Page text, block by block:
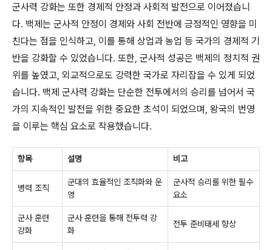
군사력 강화는 또한 경제적 안정과 사회적 발전으로 이어졌습니
다. 백제는 군사적 안정이 경제와 사회 전반에 긍정적인 영향을 미
친다는 점을 인식하고, 이를 통해 상업과 농업 등 국가의 경제적 기
반을 강화할 수 있었습니다. 또한, 군사적 성공은 백제의 정치적 권
위를 높였고, 외교적으로도 강력한 국가로 자리잡을 수 있게 되었
습니다. 백제 군사력 강화는 단순한 전투에서의 승리를 넘어서 국
가의 지속적인 발전을 위한 중요한 초석이 되었으며, 왕국의 번영
을 이루는 핵심 요소로 작용했습니다.
항목 설명 비고
병력 조직
군대의 효율적인 조직화와 운
영
군사적 승리를 위한 필수
요소
군사 훈련
강화
군사 훈련을 통해 전투력 강
화
전투 준비태세 향상